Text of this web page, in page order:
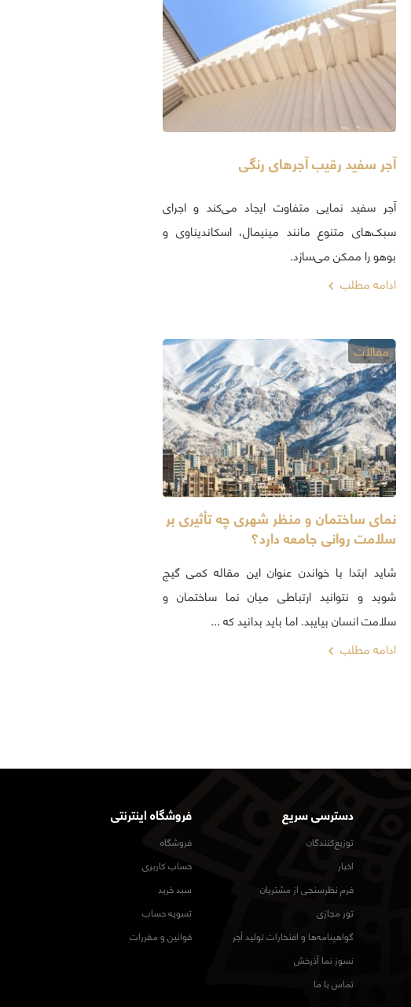
آجر سفید رقیب آجرهای رنگی
آجر سفید نمایی متفاوت ایجاد می‌کند و اجرای
سبک‌های متنوع مانند مینیمال، اسکاندیناوی و
بوهو را ممکن می‌سازد.
ادامه مطلب
نمای ساختمان و منظر شهری چه تأثیری بر
سلامت روانی جامعه دارد؟
شاید ابتدا با خواندن عنوان این مقاله کمی گیج
شوید و نتوانید ارتباطی میان نما ساختمان و
سلامت انسان بیایبد. اما باید بدانید که ...
مقالات
ادامه مطلب
دسترسی سریع
توزیع‌کنندگان
اخبار
فرم نظرسنجی از مشتریان
تور مجازی
گواهینامه‌ها و افتخارات تولید آجر
نسوز نما آذرخش
تماس با ما
فروشگاه اینترنتی
فروشگاه
حساب کاربری
سبد خرید
تسویه حساب
قوانین و مقررات